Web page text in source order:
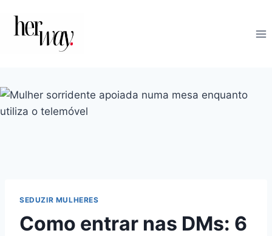
SEDUZIR MULHERES
Como entrar nas DMs: 6